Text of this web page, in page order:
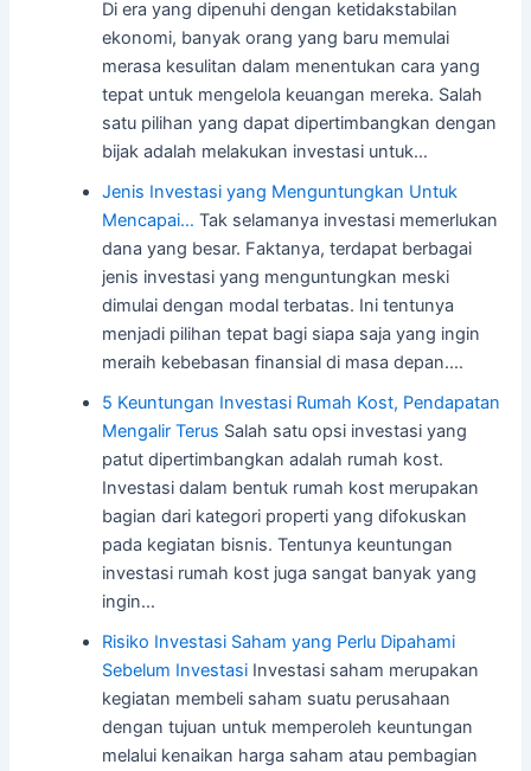
Di era yang dipenuhi dengan ketidakstabilan
ekonomi, banyak orang yang baru memulai
merasa kesulitan dalam menentukan cara yang
tepat untuk mengelola keuangan mereka. Salah
satu pilihan yang dapat dipertimbangkan dengan
bijak adalah melakukan investasi untuk…
Jenis Investasi yang Menguntungkan Untuk
Mencapai… Tak selamanya investasi memerlukan
dana yang besar. Faktanya, terdapat berbagai
jenis investasi yang menguntungkan meski
dimulai dengan modal terbatas. Ini tentunya
menjadi pilihan tepat bagi siapa saja yang ingin
meraih kebebasan finansial di masa depan.…
5 Keuntungan Investasi Rumah Kost, Pendapatan
Mengalir Terus Salah satu opsi investasi yang
patut dipertimbangkan adalah rumah kost.
Investasi dalam bentuk rumah kost merupakan
bagian dari kategori properti yang difokuskan
pada kegiatan bisnis. Tentunya keuntungan
investasi rumah kost juga sangat banyak yang
ingin…
Risiko Investasi Saham yang Perlu Dipahami
Sebelum Investasi Investasi saham merupakan
kegiatan membeli saham suatu perusahaan
dengan tujuan untuk memperoleh keuntungan
melalui kenaikan harga saham atau pembagian